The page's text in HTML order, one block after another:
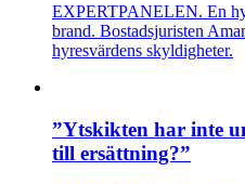
EXPERTPANELEN. En
brand. Bostadsjuristen
hyresvärdens skyldigheter.
”Ytskikten har inte
till ersättning?”